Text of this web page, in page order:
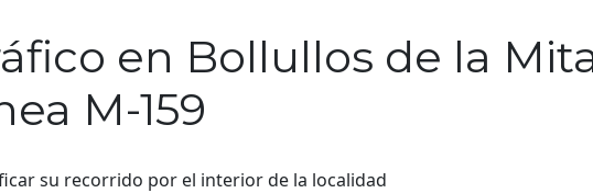
en Bollullos de la
M-159
su recorrido por el interior de la localidad